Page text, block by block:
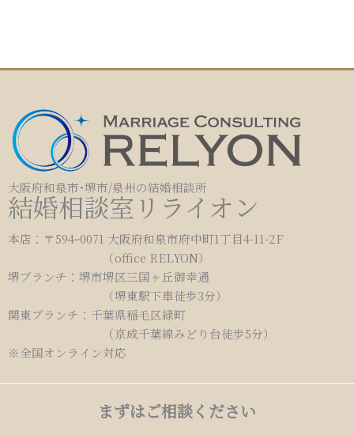
大阪府和泉市･堺市/泉州の結婚相談所
結婚相談室リライオン
本店：〒594ｰ0071 大阪府和泉市府中町1丁目4-11-2F
（office RELYON）
堺ブランチ：堺市堺区三国ヶ丘御幸通
（堺東駅下車徒歩3分）
関東ブランチ：千葉県稲毛区緑町
（京成千葉線みどり台徒歩5分）
※全国オンライン対応
まずはご相談ください